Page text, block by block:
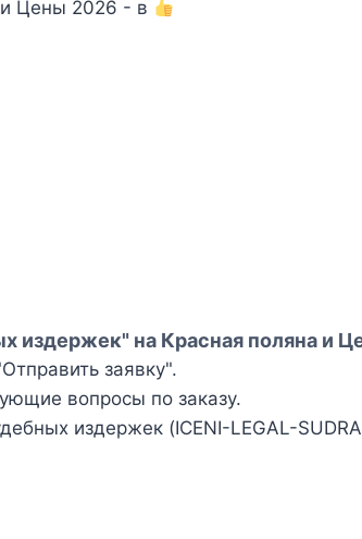
и Цены 2026 - в
издержек" на Красная поляна и
заявку".
вопросы по заказу.
издержек (ICENI-LEGAL-